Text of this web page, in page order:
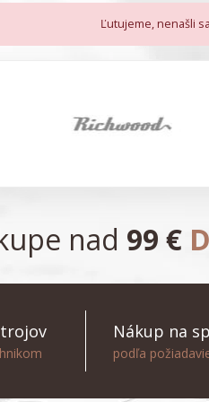
Ľutujeme, nenašli
nad 99 €
Nákup na
podľa